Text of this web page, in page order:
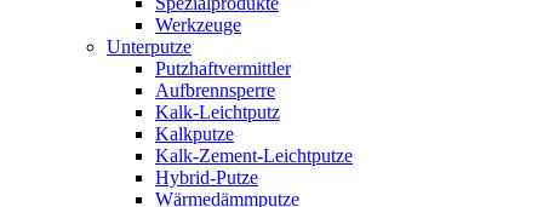
Werkzeuge
Unterputze
Putzhaftvermittler
Aufbrennsperre
Kalk-Leichtputz
Kalkputze
Kalk-Zement-Leichtputze
Hybrid-Putze
Wärmedämmputze